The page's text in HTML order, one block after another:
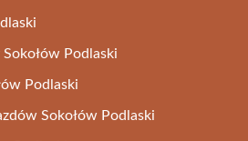
Podlaski
Podlaski
Sokołów Podlaski